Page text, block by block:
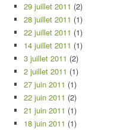
29 juillet 2011 (2)
28 juillet 2011 (1)
22 juillet 2011 (1)
14 juillet 2011 (1)
3 juillet 2011 (2)
2 juillet 2011 (1)
27 juin 2011 (1)
22 juin 2011 (2)
21 juin 2011 (1)
18 juin 2011 (1)